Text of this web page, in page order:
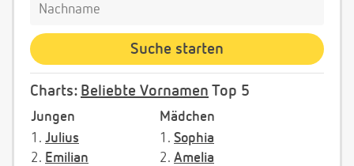
Charts: Beliebte Vornamen Top 5
Jungen
Mädchen
1. Julius
2. Emilian
1. Sophia
2. Amelia